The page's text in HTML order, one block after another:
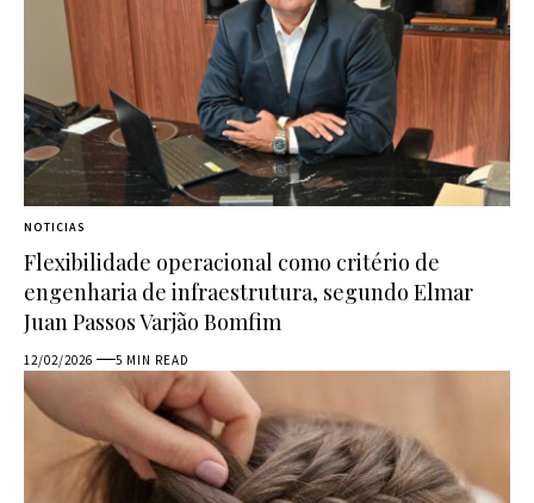
NOTICIAS
Flexibilidade operacional como critério de
engenharia de infraestrutura, segundo Elmar
Juan Passos Varjão Bomfim
12/02/2026 5 MIN READ